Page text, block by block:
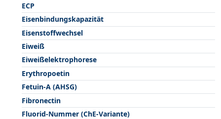
ECP
Eisenbindungskapazität
Eisenstoffwechsel
Eiweiß
Eiweißelektrophorese
Erythropoetin
Fetuin-A (AHSG)
Fibronectin
Fluorid-Nummer (ChE-Variante)